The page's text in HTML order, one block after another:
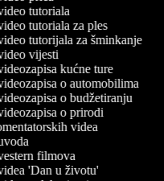
tutoriala
tutoriala za ples
tutorijala za šminkanje
vijesti
kućne ture
o automobilima
o budžetiranju
o prirodi
videa
filmova
'Dan u životu'